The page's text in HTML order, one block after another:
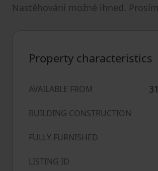
Nastěhování možné ihned.
Property characteristics
AVAILABLE FROM
BUILDING CONSTRUCTION
FULLY FURNISHED
LISTING ID